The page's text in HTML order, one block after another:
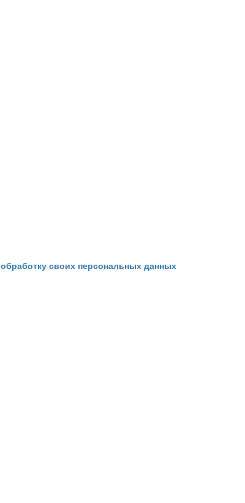
обработку своих персональных данных